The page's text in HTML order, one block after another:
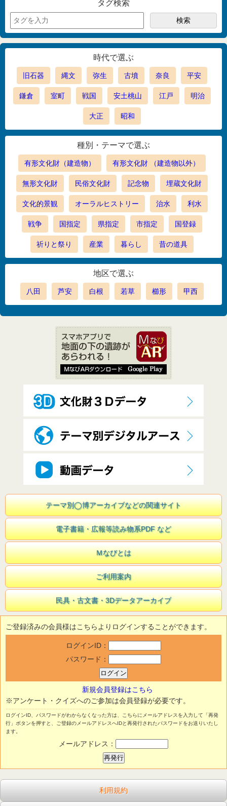
タグ検索
時代で選ぶ
旧石器 縄文 弥生 古墳 奈良 平安
鎌倉 室町 戦国 安土桃山 江戸 明治
大正 昭和
種別・テーマで選ぶ
有形文化財（建造物） 有形文化財 （建造物以外）
無形文化財 民俗文化財 記念物 埋蔵文化財
文化的景観 オーラルヒストリー 治水 利水
戦争 国指定 県指定 市指定 国登録
祈りと祭り 産業 暮らし 昔の道具
地区で選ぶ
八田 芦安 白根 若草 櫛形 甲西
テーマ別◯博アーカイブなどの関連サイト
電子書籍・広報等読み物系PDF など
Ｍなびとは
ご利用案内
民具・古文書・3Dデータアーカイブ
ご登録済みの会員様はこちらよりログインすることができます。
ログインID：
パスワード：
新規会員登録はこちら
※アンケート・クイズへのご参加は会員登録が必要です。
ログインID、パスワードがわからなくなった方は、こちらにメールアドレスを入力して「再発
行」ボタンを押すと、ご登録のメールアドレスへIDと再発行されたパスワードをお送りいたし
ます。
メールアドレス：
利用規約